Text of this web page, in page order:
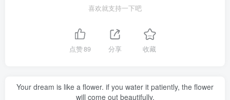
喜欢就支持一下吧
点赞89 分享 收藏
Your dream is like a flower. if you water it patiently, the flower
will come out beautifully.